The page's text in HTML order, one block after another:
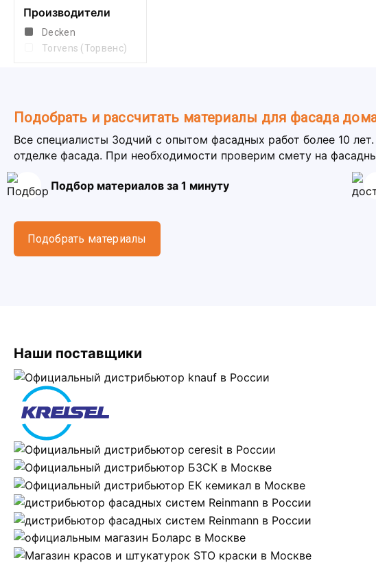
Производители
Decken
Torvens (Торвенс)
Подобрать и рассчитать материалы для фасада
Все специалисты Зодчий с опытом фасадных работ более 10
отделке фасада. При необходимости проверим смету на
Подбор материалов за 1 минуту
Подобрать материалы
Наши поставщики